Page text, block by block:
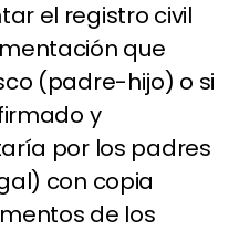
el registro civil
que
(padre-hijo) o si
y
por los padres
con copia
de los